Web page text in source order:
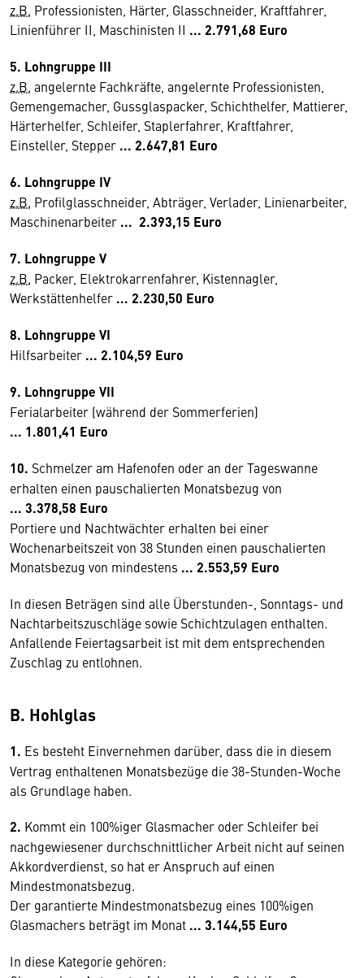
z.B. Professionisten, Härter, Glasschneider, Kraftfahrer,
Linienführer II, Maschinisten II ... 2.791,68 Euro
5. Lohngruppe III
z.B. angelernte Fachkräfte, angelernte Professionisten,
Gemengemacher, Gussglaspacker, Schichthelfer, Mattierer,
Härterhelfer, Schleifer, Staplerfahrer, Kraftfahrer,
Einsteller, Stepper ... 2.647,81 Euro
6. Lohngruppe IV
z.B. Profilglasschneider, Abträger, Verlader, Linienarbeiter,
Maschinenarbeiter ... 2.393,15 Euro
7. Lohngruppe V
z.B. Packer, Elektrokarrenfahrer, Kistennagler,
Werkstättenhelfer ... 2.230,50 Euro
8. Lohngruppe VI
Hilfsarbeiter ... 2.104,59 Euro
9. Lohngruppe VII
Ferialarbeiter (während der Sommerferien)
... 1.801,41 Euro
10. Schmelzer am Hafenofen oder an der Tageswanne
erhalten einen pauschalierten Monatsbezug von
... 3.378,58 Euro
Portiere und Nachtwächter erhalten bei einer
Wochenarbeitszeit von 38 Stunden einen pauschalierten
Monatsbezug von mindestens ... 2.553,59 Euro
In diesen Beträgen sind alle Überstunden-, Sonntags- und
Nachtarbeitszuschläge sowie Schichtzulagen enthalten.
Anfallende Feiertagsarbeit ist mit dem entsprechenden
Zuschlag zu entlohnen.
B. Hohlglas
1. Es besteht Einvernehmen darüber, dass die in diesem
Vertrag enthaltenen Monatsbezüge die 38-Stunden-Woche
als Grundlage haben.
2. Kommt ein 100%iger Glasmacher oder Schleifer bei
nachgewiesener durchschnittlicher Arbeit nicht auf seinen
Akkordverdienst, so hat er Anspruch auf einen
Mindestmonatsbezug.
Der garantierte Mindestmonatsbezug eines 100%igen
Glasmachers beträgt im Monat ... 3.144,55 Euro
In diese Kategorie gehören: